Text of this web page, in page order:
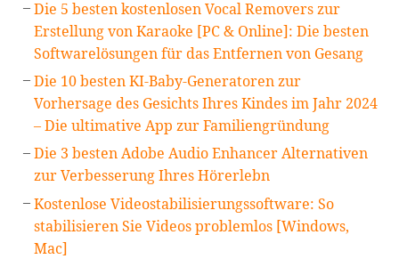
Die 5 besten kostenlosen Vocal Removers zur
Erstellung von Karaoke [PC & Online]: Die besten
Softwarelösungen für das Entfernen von Gesang
Die 10 besten KI-Baby-Generatoren zur
Vorhersage des Gesichts Ihres Kindes im Jahr 2024
– Die ultimative App zur Familiengründung
Die 3 besten Adobe Audio Enhancer Alternativen
zur Verbesserung Ihres Hörerlebn
Kostenlose Videostabilisierungssoftware: So
stabilisieren Sie Videos problemlos [Windows,
Mac]